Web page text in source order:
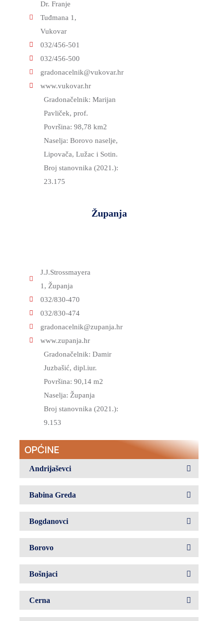
Dr. Franje
Tuđmana 1,
Vukovar
032/456-501
032/456-500
gradonacelnik@vukovar.hr
www.vukovar.hr
Gradonačelnik: Marijan
Pavliček, prof.
Površina: 98,78 km2
Naselja: Borovo naselje,
Lipovača, Lužac i Sotin.
Broj stanovnika (2021.):
23.175
Županja
J.J.Strossmayera
1, Županja
032/830-470
032/830-474
gradonacelnik@zupanja.hr
www.zupanja.hr
Gradonačelnik: Damir
Juzbašić, dipl.iur.
Površina: 90,14 m2
Naselja: Županja
Broj stanovnika (2021.):
9.153
OPĆINE
Andrijaševci
Babina Greda
Bogdanovci
Borovo
Bošnjaci
Cerna